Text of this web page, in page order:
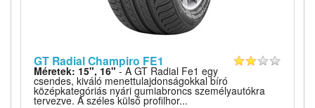
GT Radial Champiro FE1
Méretek: 15", 16" - A GT Radial Fe1 egy
csendes, kiváló menettulajdonságokkal bíró
középkategóriás nyári gumiabroncs személyautókra
tervezve. A széles külső profilhor...